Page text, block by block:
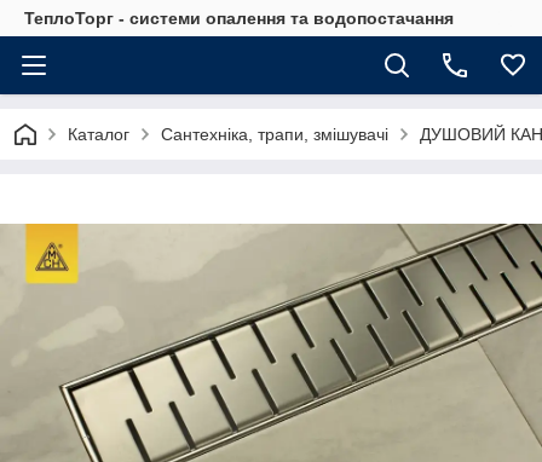
ТеплоТорг - системи опалення та водопостачання
Каталог Сантехніка, трапи, змішувачі ДУШОВИЙ